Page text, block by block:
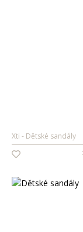
Dámské vůně
Xti
Dětské sandály